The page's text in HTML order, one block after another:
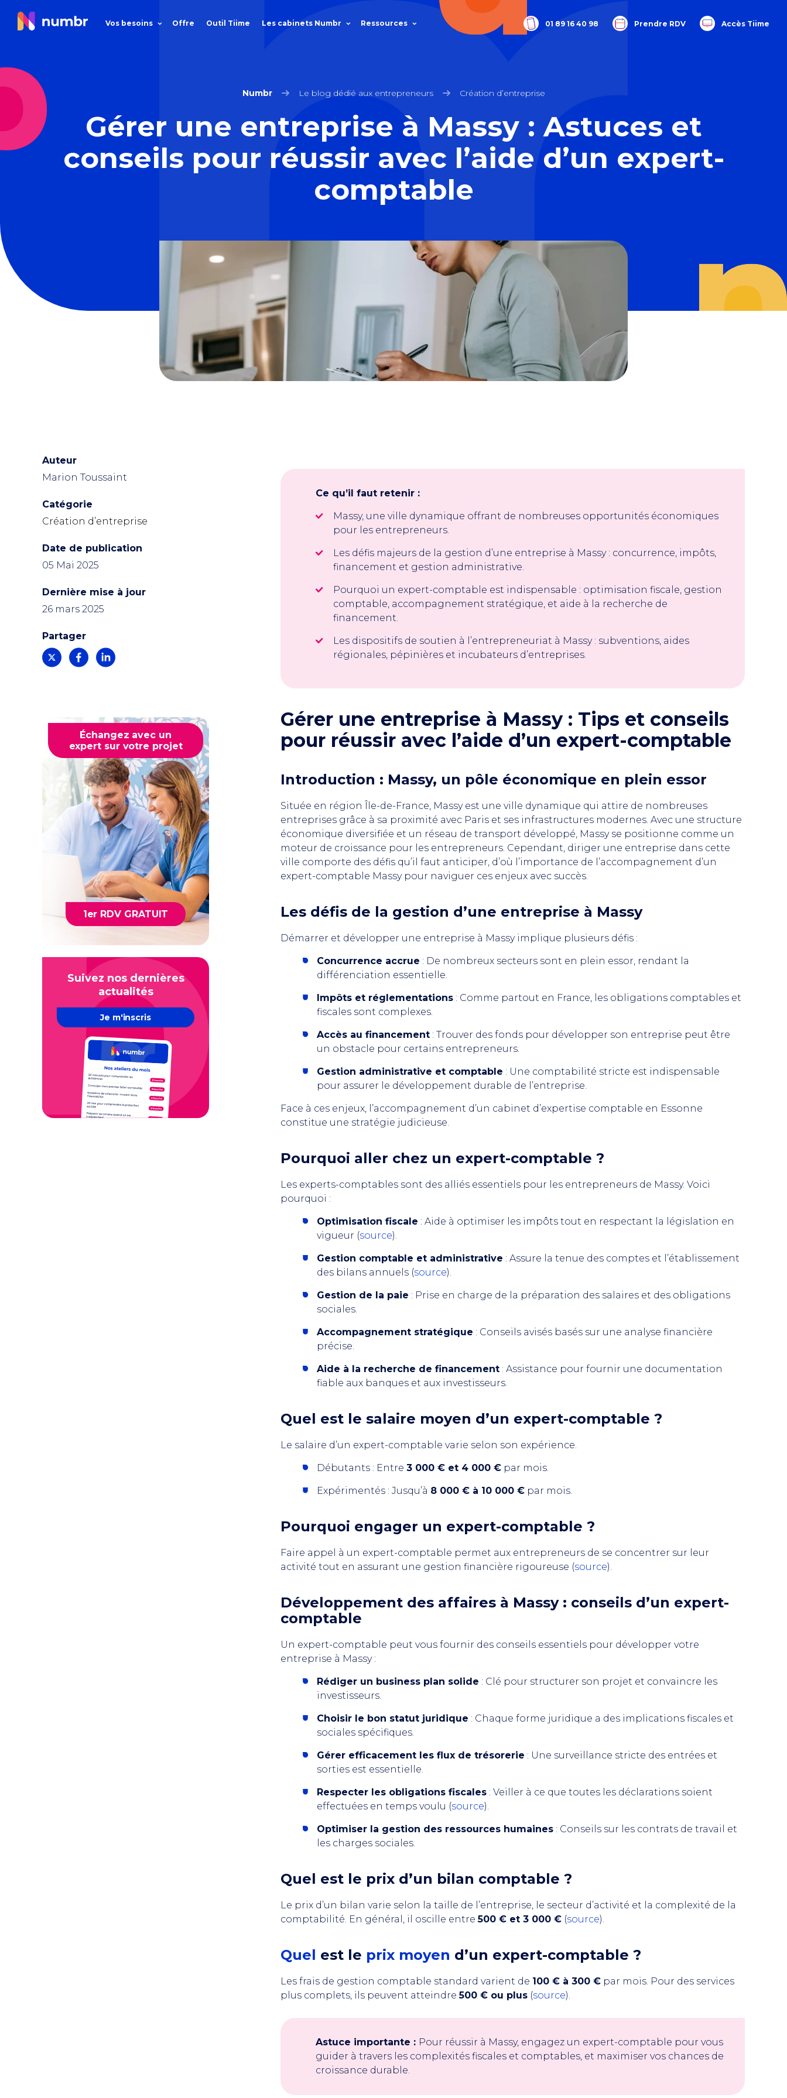
Vos besoins Offre Outil Tiime Les cabinets Numbr Ressources 01 89 16 40 98 Prendre RDV Accès Tiime
Numbr Le blog dédié aux entrepreneurs Création d’entreprise
Gérer une entreprise à Massy : Astuces et
conseils pour réussir avec l’aide d’un expert-
comptable
Ce qu’il faut retenir :
Massy, une ville dynamique offrant de nombreuses opportunités économiques
pour les entrepreneurs.
Les défis majeurs de la gestion d’une entreprise à Massy : concurrence, impôts,
financement et gestion administrative.
Pourquoi un expert-comptable est indispensable : optimisation fiscale, gestion
comptable, accompagnement stratégique, et aide à la recherche de
financement.
Les dispositifs de soutien à l’entrepreneuriat à Massy : subventions, aides
régionales, pépinières et incubateurs d’entreprises.
Gérer une entreprise à Massy : Tips et conseils
pour réussir avec l’aide d’un expert-comptable
Introduction : Massy, un pôle économique en plein essor
Située en région Île-de-France, Massy est une ville dynamique qui attire de nombreuses
entreprises grâce à sa proximité avec Paris et ses infrastructures modernes. Avec une structure
économique diversifiée et un réseau de transport développé, Massy se positionne comme un
moteur de croissance pour les entrepreneurs. Cependant, diriger une entreprise dans cette
ville comporte des défis qu’il faut anticiper, d’où l’importance de l’accompagnement d’un
expert-comptable Massy pour naviguer ces enjeux avec succès.
Les défis de la gestion d’une entreprise à Massy
Démarrer et développer une entreprise à Massy implique plusieurs défis :
Concurrence accrue : De nombreux secteurs sont en plein essor, rendant la
différenciation essentielle.
Impôts et réglementations : Comme partout en France, les obligations comptables et
fiscales sont complexes.
Accès au financement : Trouver des fonds pour développer son entreprise peut être
un obstacle pour certains entrepreneurs.
Gestion administrative et comptable : Une comptabilité stricte est indispensable
pour assurer le développement durable de l’entreprise.
Face à ces enjeux, l’accompagnement d’un cabinet d’expertise comptable en Essonne
constitue une stratégie judicieuse.
Pourquoi aller chez un expert-comptable ?
Les experts-comptables sont des alliés essentiels pour les entrepreneurs de Massy. Voici
pourquoi :
Optimisation fiscale : Aide à optimiser les impôts tout en respectant la législation en
vigueur (source).
Gestion comptable et administrative : Assure la tenue des comptes et l’établissement
des bilans annuels (source).
Gestion de la paie : Prise en charge de la préparation des salaires et des obligations
sociales.
Accompagnement stratégique : Conseils avisés basés sur une analyse financière
précise.
Aide à la recherche de financement : Assistance pour fournir une documentation
fiable aux banques et aux investisseurs.
Quel est le salaire moyen d’un expert-comptable ?
Le salaire d’un expert-comptable varie selon son expérience.
Débutants : Entre 3 000 € et 4 000 € par mois.
Expérimentés : Jusqu’à 8 000 € à 10 000 € par mois.
Pourquoi engager un expert-comptable ?
Faire appel à un expert-comptable permet aux entrepreneurs de se concentrer sur leur
activité tout en assurant une gestion financière rigoureuse (source).
Développement des affaires à Massy : conseils d’un expert-
comptable
Un expert-comptable peut vous fournir des conseils essentiels pour développer votre
entreprise à Massy :
Rédiger un business plan solide : Clé pour structurer son projet et convaincre les
investisseurs.
Choisir le bon statut juridique : Chaque forme juridique a des implications fiscales et
sociales spécifiques.
Gérer efficacement les flux de trésorerie : Une surveillance stricte des entrées et
sorties est essentielle.
Respecter les obligations fiscales : Veiller à ce que toutes les déclarations soient
effectuées en temps voulu (source).
Optimiser la gestion des ressources humaines : Conseils sur les contrats de travail et
les charges sociales.
Quel est le prix d’un bilan comptable ?
Le prix d’un bilan varie selon la taille de l’entreprise, le secteur d’activité et la complexité de la
comptabilité. En général, il oscille entre500 € et 3 000 € (source).
Quel est le prix moyen d’un expert-comptable ?
Les frais de gestion comptable standard varient de 100 € à 300 € par mois. Pour des services
plus complets, ils peuvent atteindre500 € ou plus (source).
Astuce importante : Pour réussir à Massy, engagez un expert-comptable pour vous
guider à travers les complexités fiscales et comptables, et maximiser vos chances de
croissance durable.
Auteur
Marion Toussaint
Catégorie
Création d’entreprise
Date de publication
05 Mai 2025
Dernière mise à jour
26 mars 2025
Partager
Échangez avec un
expert sur votre projet
1er RDV GRATUIT
Suivez nos dernières
actualités
Je m'inscris